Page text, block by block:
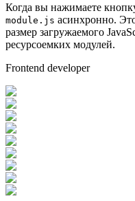
Когда вы нажимаете
module.js асинхронно.
размер загружаемого
ресурсоемких модулей.
Frontend developer